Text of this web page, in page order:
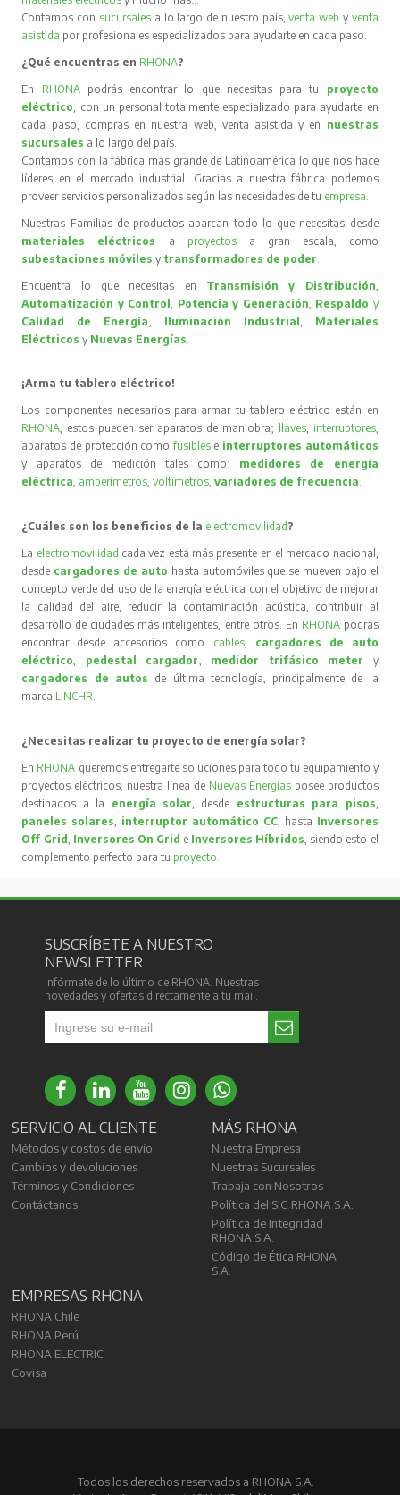
Contamos con sucursales a lo largo de nuestro país,venta web y venta
asistida por profesionales especializados para ayudarte en cada paso.
¿Qué encuentras en RHONA?
En RHONA podrás encontrar lo que necesitas para tu proyecto
eléctrico , con un personal totalmente especializado para ayudarte en
cada paso, compras en nuestra web, venta asistida y en nuestras
sucursales a lo largo del país.
Contamos con la fábrica más grande de Latinoamérica lo que nos hace
líderes en el mercado industrial. Gracias a nuestra fábrica podemos
proveer servicios personalizados según las necesidades de tu empresa
Nuestras Familias de productos abarcan todo lo que necesitas desde
materiales eléctricos
a proyectos
a gran escala, como
subestaciones móvilesy transformadores de poder
Encuentra lo que necesitas en Transmisión y Distribución
Automatización y Control
Potencia y Generación Respaldo y
Calidad de Energía
Iluminación Industrial
Materiales
Eléctricos y Nuevas Energías
¡Arma tu tablero eléctrico!
Los componentes necesarios para armar tu tablero eléctrico están en
RHONA , estos pueden ser aparatos de maniobra; llaves, interruptores,
aparatos de protección comofusibles e interruptores automáticos
y aparatos de medición tales como; medidores de energía
eléctrica amperímetros ,voltímetros ,variadores de frecuencia
¿Cuáles son los beneficios de la electromovilidad?
La electromovilidad cada vez está más presente en el mercado nacional,
desde cargadores de auto hasta automóviles que se mueven bajo el
concepto verde del uso de la energía eléctrica con el objetivo de mejorar
la calidad del aire, reducir la contaminación acústica, contribuir al
desarrollo de ciudades más inteligentes, entre otros. En RHONA podrás
encontrar desde accesorios como cables, cargadores de auto
eléctrico
pedestal cargador medidor trifásico meter
y
cargadores de autos de última tecnología, principalmente de la
marca LINCHR
¿Necesitas realizar tu proyecto de energía solar?
En RHONA queremos entregarte soluciones para todo tu equipamiento y
proyectos eléctricos, nuestra línea de Nuevas Energíasposee productos
destinados a la energía solar , desde estructuras para pisos
paneles solares
interruptor automático CC, hasta Inversores
Off Grid Inversores On Grid e Inversores Híbridos , siendo esto el
complemento perfecto para tu proyecto
SUSCRÍBETE A NUESTRO
NEWSLETTER
Infórmate de lo último de RHONA. Nuestras
novedades y ofertas directamente a tu mail.
SERVICIO AL CLIENTE
Métodos y costos de envío
Cambios y devoluciones
Términos y Condiciones
Contáctanos
MÁS RHONA
Nuestra Empresa
Nuestras Sucursales
Trabaja con Nosotros
Política del SIG RHONA S.A.
Política de Integridad
RHONA S.A.
Código de Ética RHONA
S.A.
EMPRESAS RHONA
RHONA Chile
RHONA Perú
RHONA ELECTRIC
Covisa
Todos los derechos reservados a RHONA S.A.